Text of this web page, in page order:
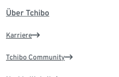
Über Tchibo
Karriere
Tchibo Community